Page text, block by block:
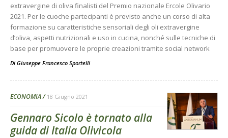
extravergine di oliva finalisti del Premio nazionale Ercole Olivario
2021. Per le cuoche partecipanti è previsto anche un corso di alta
formazione su caratteristiche sensoriali degli oli extravergine
d’oliva, aspetti nutrizionali e uso in cucina, nonché sulle tecniche di
base per promuovere le proprie creazioni tramite social network
Di Giuseppe Francesco Sportelli
ECONOMIA 18 Giugno 2021
Gennaro Sicolo è tornato alla
guida di Italia Olivicola